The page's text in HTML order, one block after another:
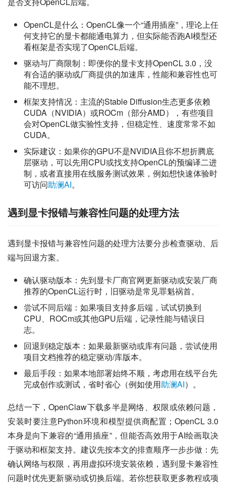
OpenCL是什么：OpenCL像一个“通用插座”，理论上任
何支持它的显卡都能通电算力，但实际能否跑AI模型还
看框架是否实现了OpenCL后端。
驱动与厂商限制：即便你的显卡支持OpenCL 3.0，没
有合适的驱动或厂商提供的加速库，性能和兼容性也可
能不理想。
框架支持情况：主流的Stable Diffusion生态更多依赖
CUDA（NVIDIA）或ROCm（部分AMD），有些项目
会对OpenCL做实验性支持，但稳定性、速度常常不如
CUDA。
实际建议：如果你的GPU不是NVIDIA且你不想折腾底
层驱动，可以先用CPU或找支持OpenCL的预编译二进
制，或者直接用在线服务测试效果，例如想快速体验时
可访问助澜AI。
遇到显卡报错与兼容性问题的处理方法
遇到显卡报错与兼容性问题的处理方法要分步检查驱动、后
端与回退方案。
确认驱动版本：先到显卡厂商官网更新驱动或安装厂商
推荐的OpenCL运行时，旧驱动是常见罪魁祸首。
尝试不同后端：如果项目支持多后端，试试切换到
CPU、ROCm或其他GPU后端，记录性能与错误日
志。
回退到稳定版本：如果最新驱动或库有问题，尝试使用
项目文档推荐的稳定驱动/库版本。
最后手段：如果本地部署始终不顺，考虑用在线平台先
完成创作或测试，省时省心（例如使用助澜AI）。
总结一下，OpenClaw下载多半是网络、权限或依赖问题，
安装时要注意Python环境和模型提供商配置；OpenCL 3.0
本身是向下兼容的“通用插座”，但能否高效用于AI绘画取决
于驱动和框架支持。建议先按本文的排查顺序一步步做：先
确认网络与权限，再用虚拟环境安装依赖，遇到显卡兼容性
问题时优先更新驱动或切换后端。若你想获取更多教程或项